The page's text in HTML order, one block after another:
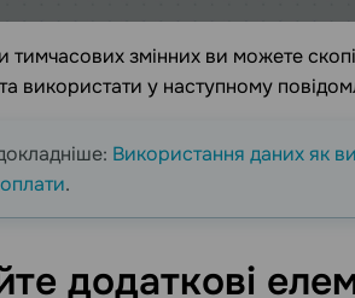
тимчасових змінних ви можете
використати у наступному
Використання даних як
.
додаткові